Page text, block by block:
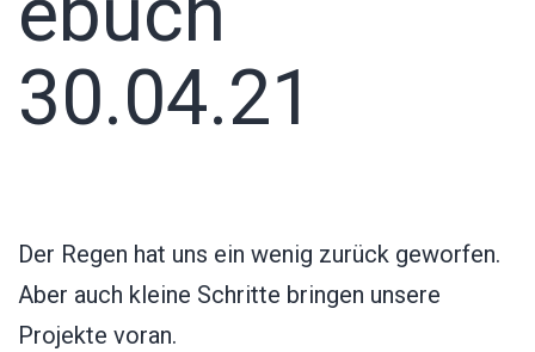
30.04.21
Der Regen hat uns ein wenig zurück geworfen.
Aber auch kleine Schritte bringen unsere
Projekte voran.